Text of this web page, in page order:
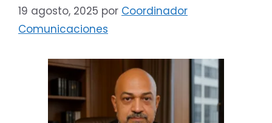
19 agosto, 2025 por Coordinador
Comunicaciones